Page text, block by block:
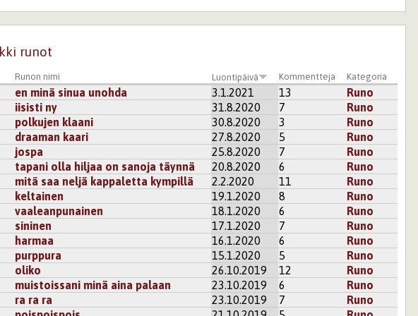
runo.
kommentoidaksesi
Rauhallisesti!!Kiitosta ajatuksen antamisesta!
kommentoidaksesi
luvata jotain...kunhan ei liikoja :D Mainio runo.
kommentoidaksesi
runot
Runon nimi Luontipäivä Kommentteja Kategoria
en minä sinua unohda 3.1.2021 13
Runo
iisisti ny 31.8.2020 7
Runo
polkujen klaani 30.8.2020 3
Runo
draaman kaari 27.8.2020 5
Runo
jospa 25.8.2020 7
Runo
tapani olla hiljaa on sanoja täynnä 20.8.2020 6
Runo
mitä saa neljä kappaletta kympillä 2.2.2020 11
Runo
keltainen 19.1.2020 8
Runo
vaaleanpunainen 18.1.2020 6
Runo
sininen 17.1.2020 7
Runo
harmaa 16.1.2020 6
Runo
purppura 15.1.2020 5
Runo
oliko 26.10.2019 12
Runo
muistoissani minä aina palaan 23.10.2019 6
Runo
ra ra ra 23.10.2019 7
Runo